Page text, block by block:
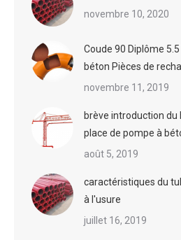
novembre 10, 2020
Coude 90 Diplôme
béton Pièces de
novembre 11, 2019
brève introduction du
place de pompe à
août 5, 2019
caractéristiques du
à l'usure
juillet 16, 2019